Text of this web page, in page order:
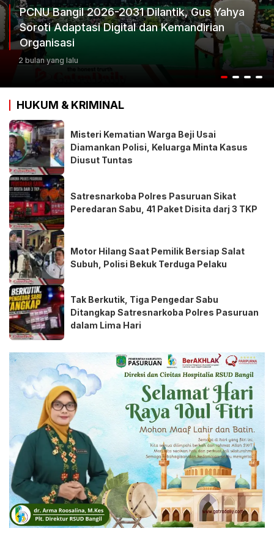
PCNU Bangil 2026-2031 Dilantik, Gus Yahya
Soroti Adaptasi Digital dan Kemandirian
Organisasi
2 bulan yang lalu
HUKUM & KRIMINAL
Misteri Kematian Warga Beji Usai
Diamankan Polisi, Keluarga Minta Kasus
Diusut Tuntas
Satresnarkoba Polres Pasuruan Sikat
Peredaran Sabu, 41 Paket Disita darj 3 TKP
Motor Hilang Saat Pemilik Bersiap Salat
Subuh, Polisi Bekuk Terduga Pelaku
Tak Berkutik, Tiga Pengedar Sabu
Ditangkap Satresnarkoba Polres Pasuruan
dalam Lima Hari